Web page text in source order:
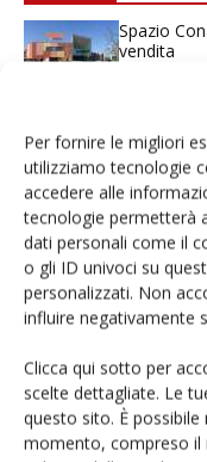
Per fornire le migliori
utilizziamo tecnologie
accedere alle
tecnologie permetterà
dati personali come il
o gli ID univoci su
personalizzati. Non
influire negativamente
Clicca qui sotto per
scelte dettagliate. Le
questo sito. È
momento, compreso il
Spazio
vendita
Non è
categoria
Ai
2026
Leonardo
punto di